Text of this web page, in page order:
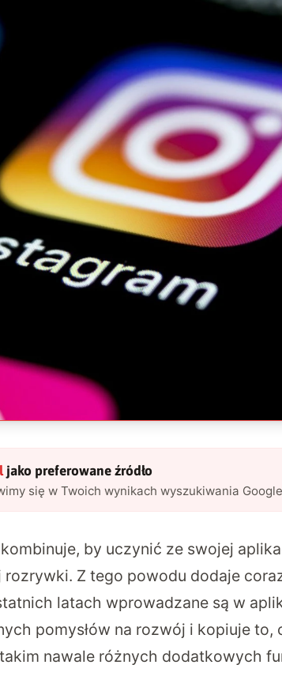
jako preferowane źródło
się w Twoich wynikach wyszukiwania Google
by uczynić ze swojej
rozrywki. Z tego powodu dodaje
latach wprowadzane są w
pomysłów na rozwój i kopiuje to,
nawale różnych dodatkowych